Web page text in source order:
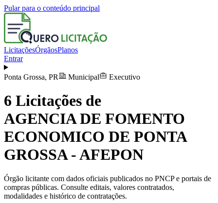
Pular para o conteúdo principal
LicitaçõesÓrgãosPlanos
Entrar
Ponta Grossa, PR Municipal Executivo
6 Licitações de
AGENCIA DE FOMENTO
ECONOMICO DE PONTA
GROSSA - AFEPON
Órgão licitante com dados oficiais publicados no PNCP e portais de
compras públicas. Consulte editais, valores contratados,
modalidades e histórico de contratações.